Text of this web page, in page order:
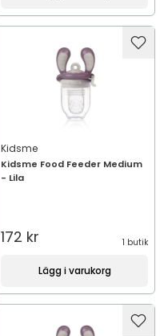
Kidsme
Kidsme Food Feeder Medium
- Lila
172 kr 1 butik
Lägg i varukorg